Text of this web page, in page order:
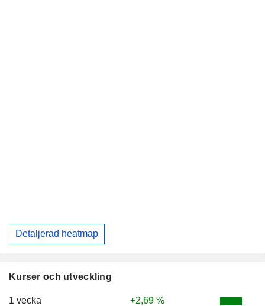
Detaljerad heatmap
Kurser och utveckling
1 vecka
+2,69 %